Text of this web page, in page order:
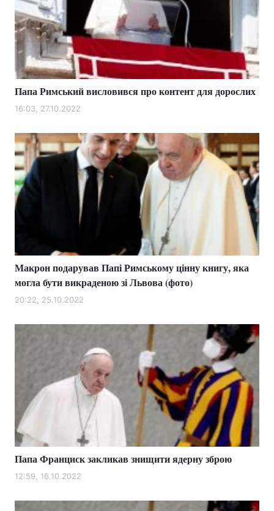
Папа Римський висловився про контент для дорослих
16:03, 27.10.2022
Макрон подарував Папі Римському цінну книгу, яка
могла бути викраденою зі Львова (фото)
20:22, 25.10.2022
Папа Франциск закликав знищити ядерну зброю
12:59, 16.10.2022